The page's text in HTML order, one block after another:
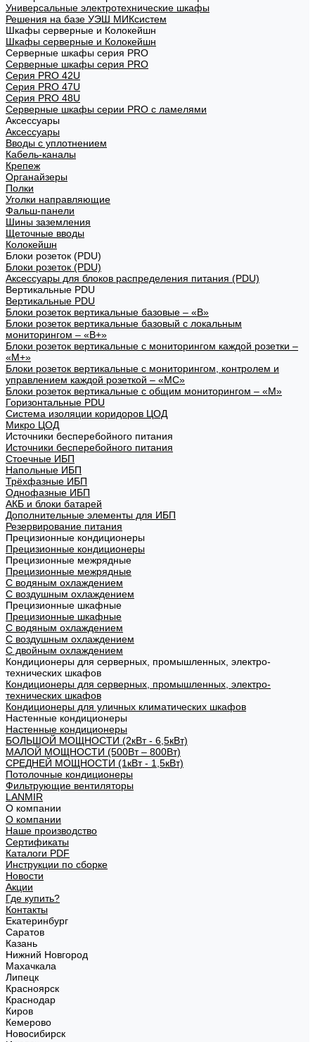
Универсальные электротехнические шкафы
Решения на базе УЭШ МИКсистем
Шкафы серверные и Колокейшн
Шкафы серверные и Колокейшн
Серверные шкафы серия PRO
Серверные шкафы серия PRO
Серия PRO 42U
Серия PRO 47U
Серия PRO 48U
Серверные шкафы серии PRO с ламелями
Аксессуары
Аксессуары
Вводы с уплотнением
Кабель-каналы
Крепеж
Органайзеры
Полки
Уголки направляющие
Фальш-панели
Шины заземления
Щеточные вводы
Колокейшн
Блоки розеток (PDU)
Блоки розеток (PDU)
Аксессуары для блоков распределения питания (PDU)
Вертикальные PDU
Вертикальные PDU
Блоки розеток вертикальные базовые – «В»
Блоки розеток вертикальные базовый с локальным
мониторингом – «В+»
Блоки розеток вертикальные с мониторингом каждой розетки –
«М+»
Блоки розеток вертикальные с мониторингом, контролем и
управлением каждой розеткой – «МС»
Блоки розеток вертикальные с общим мониторингом – «М»
Горизонтальные PDU
Система изоляции коридоров ЦОД
Микро ЦОД
Источники бесперебойного питания
Источники бесперебойного питания
Стоечные ИБП
Напольные ИБП
Трёхфазные ИБП
Однофазные ИБП
АКБ и блоки батарей
Дополнительные элементы для ИБП
Резервирование питания
Прецизионные кондиционеры
Прецизионные кондиционеры
Прецизионные межрядные
Прецизионные межрядные
С водяным охлаждением
С воздушным охлаждением
Прецизионные шкафные
Прецизионные шкафные
С водяным охлаждением
С воздушным охлаждением
С двойным охлаждением
Кондиционеры для серверных, промышленных, электро-
технических шкафов
Кондиционеры для серверных, промышленных, электро-
технических шкафов
Кондиционеры для уличных климатических шкафов
Настенные кондиционеры
Настенные кондиционеры
БОЛЬШОЙ МОЩНОСТИ (2кВт - 6,5кВт)
МАЛОЙ МОЩНОСТИ (500Вт – 800Вт)
СРЕДНЕЙ МОЩНОСТИ (1кВт - 1,5кВт)
Потолочные кондиционеры
Фильтрующие вентиляторы
LANMIR
О компании
О компании
Наше производство
Сертификаты
Каталоги PDF
Инструкции по сборке
Новости
Акции
Где купить?
Контакты
Екатеринбург
Саратов
Казань
Нижний Новгород
Махачкала
Липецк
Красноярск
Краснодар
Киров
Кемерово
Новосибирск